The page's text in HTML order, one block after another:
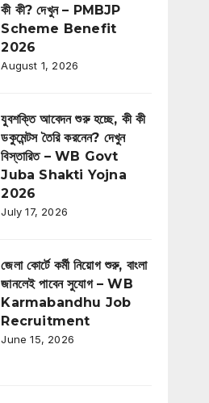
কী কী? দেখুন – PMBJP
Scheme Benefit
2026
August 1, 2026
যুবশক্তি আবেদন শুরু হচ্ছে, কী কী
ডকুমেন্টস তৈরি করনেন? দেখুন
বিস্তারিত – WB Govt
Juba Shakti Yojna
2026
July 17, 2026
জেলা কোর্টে কর্মী নিয়োগ শুরু, বাংলা
জানলেই পাবেন সুযোগ – WB
Karmabandhu Job
Recruitment
June 15, 2026